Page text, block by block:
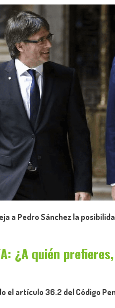
a Pedro Sánchez la
¿A quién
el artículo 36.2 del Código